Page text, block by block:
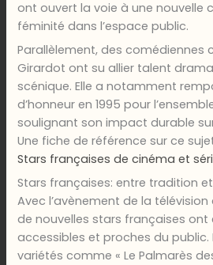
ont ouvert la voie à une nouvelle
féminité dans l’espace public.
Parallèlement, des comédiennes
Girardot ont su allier talent
scénique. Elle a notamment
d’honneur en 1995 pour
soulignant son impact durable
Une fiche de référence sur ce
Stars françaises de cinéma et
Stars françaises: entre tradition
Avec l’avènement de la télévision
de nouvelles stars françaises ont
accessibles et proches du public.
variétés comme « Le Palmarès